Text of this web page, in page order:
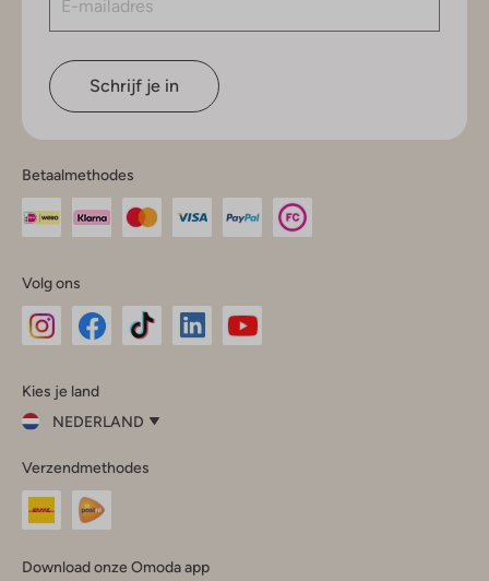
Schrijf je in
Betaalmethodes
Volg ons
InstagramFacebook
Kies je land
NEDERLAND
je
land
Nederland
Verzendmethodes
Download onze Omoda app